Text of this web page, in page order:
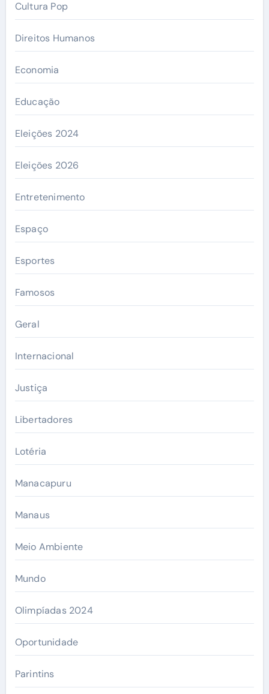
Cultura Pop
Direitos Humanos
Economia
Educação
Eleições 2024
Eleições 2026
Entretenimento
Espaço
Esportes
Famosos
Geral
Internacional
Justiça
Libertadores
Lotéria
Manacapuru
Manaus
Meio Ambiente
Mundo
Olimpíadas 2024
Oportunidade
Parintins